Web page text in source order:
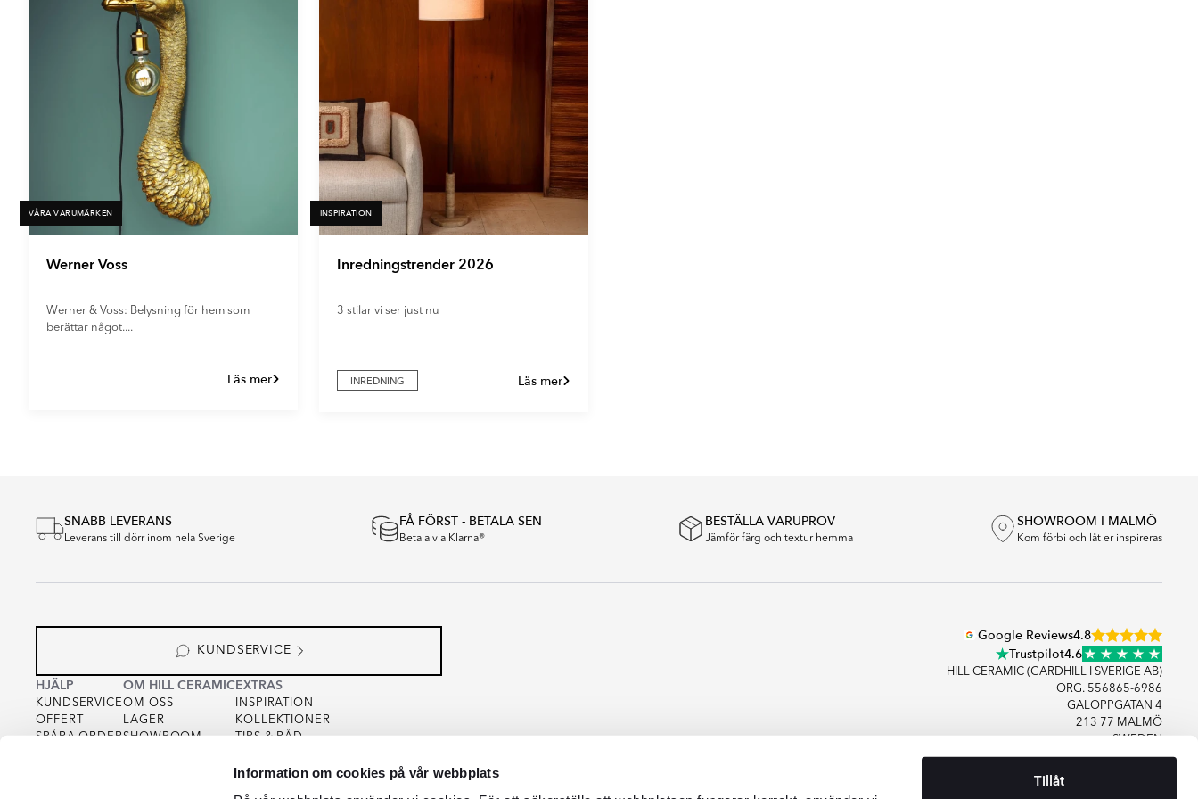
Information om cookies på vår webbplats
Tillåt
VÅRA VARUMÄRKEN
Werner Voss
Werner & Voss: Belysning för hem som
berättar något....
Läs mer
INSPIRATION
Inredningstrender 2026
3 stilar vi ser just nu
INREDNING Läs mer
SNABB LEVERANS
Leverans till dörr inom hela Sverige
FÅ FÖRST - BETALA SEN
Betala via Klarna®
BESTÄLLA VARUPROV
Jämför färg och textur hemma
SHOWROOM I MALMÖ
Kom förbi och låt er inspireras
KUNDSERVICE
HJÄLP
KUNDSERVICE
OFFERT
SPÅRA ORDER
OM HILL CERAMIC
OM OSS
LAGER
SHOWROOM
EXTRAS
INSPIRATION
KOLLEKTIONER
TIPS & RÅD
COOKIEPOLICY
Google Reviews4.8
Trustpilot4.6
HILL CERAMIC (GARDHILL I SVERIGE AB)
ORG. 556865-6986
GALOPPGATAN 4
213 77 MALMÖ
SWEDEN